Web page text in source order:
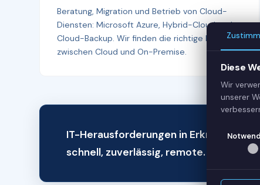
Beratung, Migration und Betrieb von Cloud-
Diensten: Microsoft Azure, Hybrid-Cloud und
Cloud-Backup. Wir finden die richtige Balance
zwischen Cloud und On-Premise.
IT-Herausforderungen in Erkrath? Wir
schnell, zuverlässig, remote.
Diese
Wir
unserer